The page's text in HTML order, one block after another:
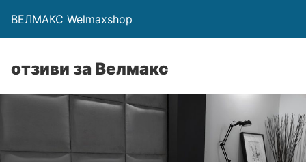
ВЕЛМАКС Welmaxshop
отзиви за Велмакс